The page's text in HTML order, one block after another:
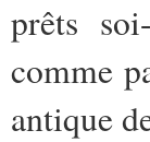
prêts
comme
antique